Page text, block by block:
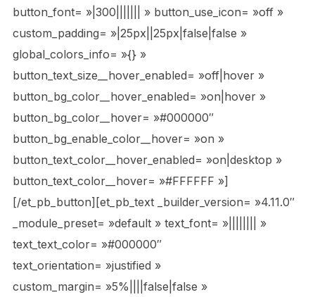
button_font= »|300||||||| » button_use_icon= »off »
custom_padding= »|25px||25px|false|false »
global_colors_info= »{} »
button_text_size__hover_enabled= »off|hover »
button_bg_color__hover_enabled= »on|hover »
button_bg_color__hover= »#000000″
button_bg_enable_color__hover= »on »
button_text_color__hover_enabled= »on|desktop »
button_text_color__hover= »#FFFFFF »]
[/et_pb_button][et_pb_text _builder_version= »4.11.0″
_module_preset= »default » text_font= »|||||||| »
text_text_color= »#000000″
text_orientation= »justified »
custom_margin= »5%||||false|false »